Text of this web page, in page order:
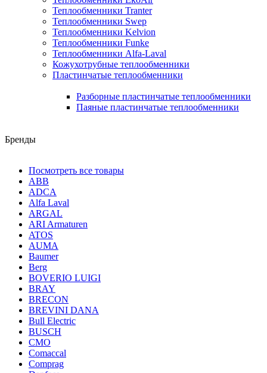
Теплообменники Tranter
Теплообменники Swep
Теплообменники Kelvion
Теплообменники Funke
Теплообменники Alfa-Laval
Кожухотрубные теплообменники
Пластинчатые теплообменники
Разборные пластинчатые теплообменники
Паяные пластинчатые теплообменники
Бренды
Посмотреть все товары
ABB
ADCA
Alfa Laval
ARGAL
ARI Armaturen
ATOS
AUMA
Baumer
Berg
BOVERIO LUIGI
BRAY
BRECON
BREVINI DANA
Bull Electric
BUSCH
CMO
Comaccal
Comprag